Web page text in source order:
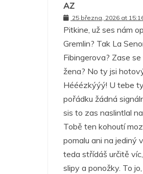
AZ
25 března, 2026 at
Pitkine, už ses nám
Gremlin? Tak La
Fibingerova? Zase
žena? No ty jsi
Hééézkýýý! U tebe
pořádku žádná
sis to zas naslintlal
Tobě ten kohoutí
pomalu ani na jediný
teda střídáš určitě
slipy a ponožky. To